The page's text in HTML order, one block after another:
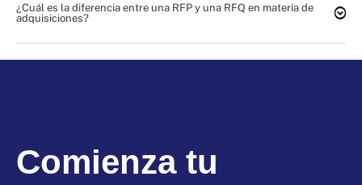
¿Cuál es la diferencia entre una RFP y una RFQ en materia de
adquisiciones?
Comienza tu